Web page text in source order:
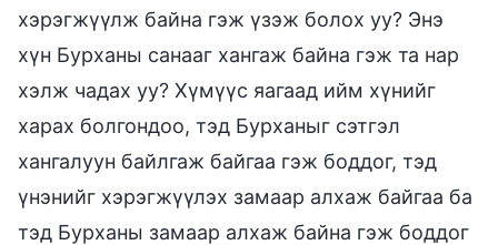
хэрэгжүүлж байна гэж үзэж болох уу? Энэ
хүн Бурханы санааг хангаж байна гэж та нар
хэлж чадах уу? Хүмүүс яагаад ийм хүнийг
харах болгондоо, тэд Бурханыг сэтгэл
хангалуун байлгаж байгаа гэж боддог, тэд
үнэнийг хэрэгжүүлэх замаар алхаж байгаа ба
тэд Бурханы замаар алхаж байна гэж боддог